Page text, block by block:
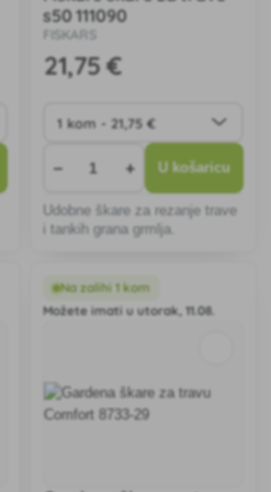
s50 111090
FISKARS
21,75 €
− + U košaricu
Udobne škare za rezanje trave
i tankih grana grmlja.
Na zalihi 1 kom
Možete imati u utorak, 11.08.